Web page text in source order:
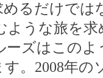
るだけでは
ような旅を
ーズはこの
。2008年